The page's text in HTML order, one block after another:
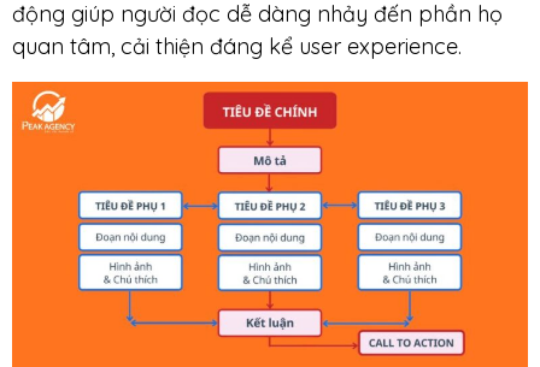
động giúp người đọc dễ dàng nhảy đến phần họ
quan tâm, cải thiện đáng kể user experience.